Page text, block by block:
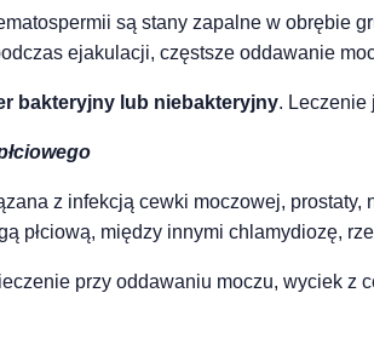
są stany zapalne w obrębie
ejakulacji, częstsze oddawanie
bakteryjny lub niebakteryjny. Leczenie
z infekcją cewki moczowej,
płciową, między innymi chlamydiozę,
przy oddawaniu moczu, wyciek z